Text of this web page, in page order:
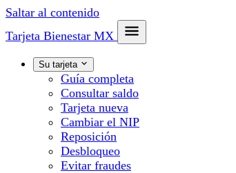
Saltar al contenido
Tarjeta Bienestar MX
Su tarjeta
Guía completa
Consultar saldo
Tarjeta nueva
Cambiar el NIP
Reposición
Desbloqueo
Evitar fraudes